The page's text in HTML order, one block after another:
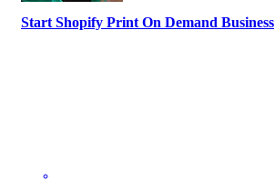
Start Shopify Print On Demand Business